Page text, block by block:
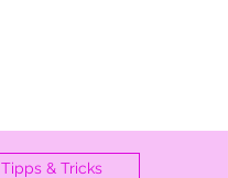
Tipps & Tricks